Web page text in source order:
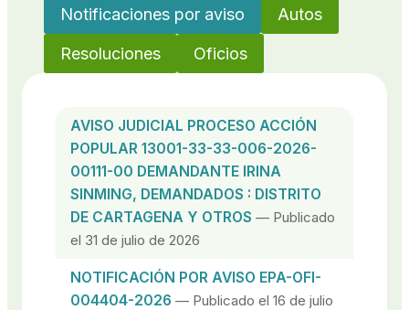
Notificaciones por aviso Autos
Resoluciones Oficios
AVISO JUDICIAL PROCESO ACCIÓN
POPULAR 13001-33-33-006-2026-
00111-00 DEMANDANTE IRINA
SINMING, DEMANDADOS : DISTRITO
DE CARTAGENA Y OTROS — Publicado
el 31 de julio de 2026
NOTIFICACIÓN POR AVISO EPA-OFI-
004404-2026 — Publicado el 16 de julio